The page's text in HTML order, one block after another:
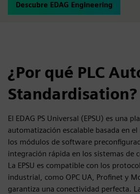
Descubre EDAG Engineering
¿Por qué PLC
Standardisation?
El EDAG PS Universal (EPSU) es una
automatización escalable basada en el
los módulos de software
integración rápida en los sistemas de
La EPSU es compatible con los
industrial, como OPC UA, Profinet y
garantiza una conectividad perfecta.